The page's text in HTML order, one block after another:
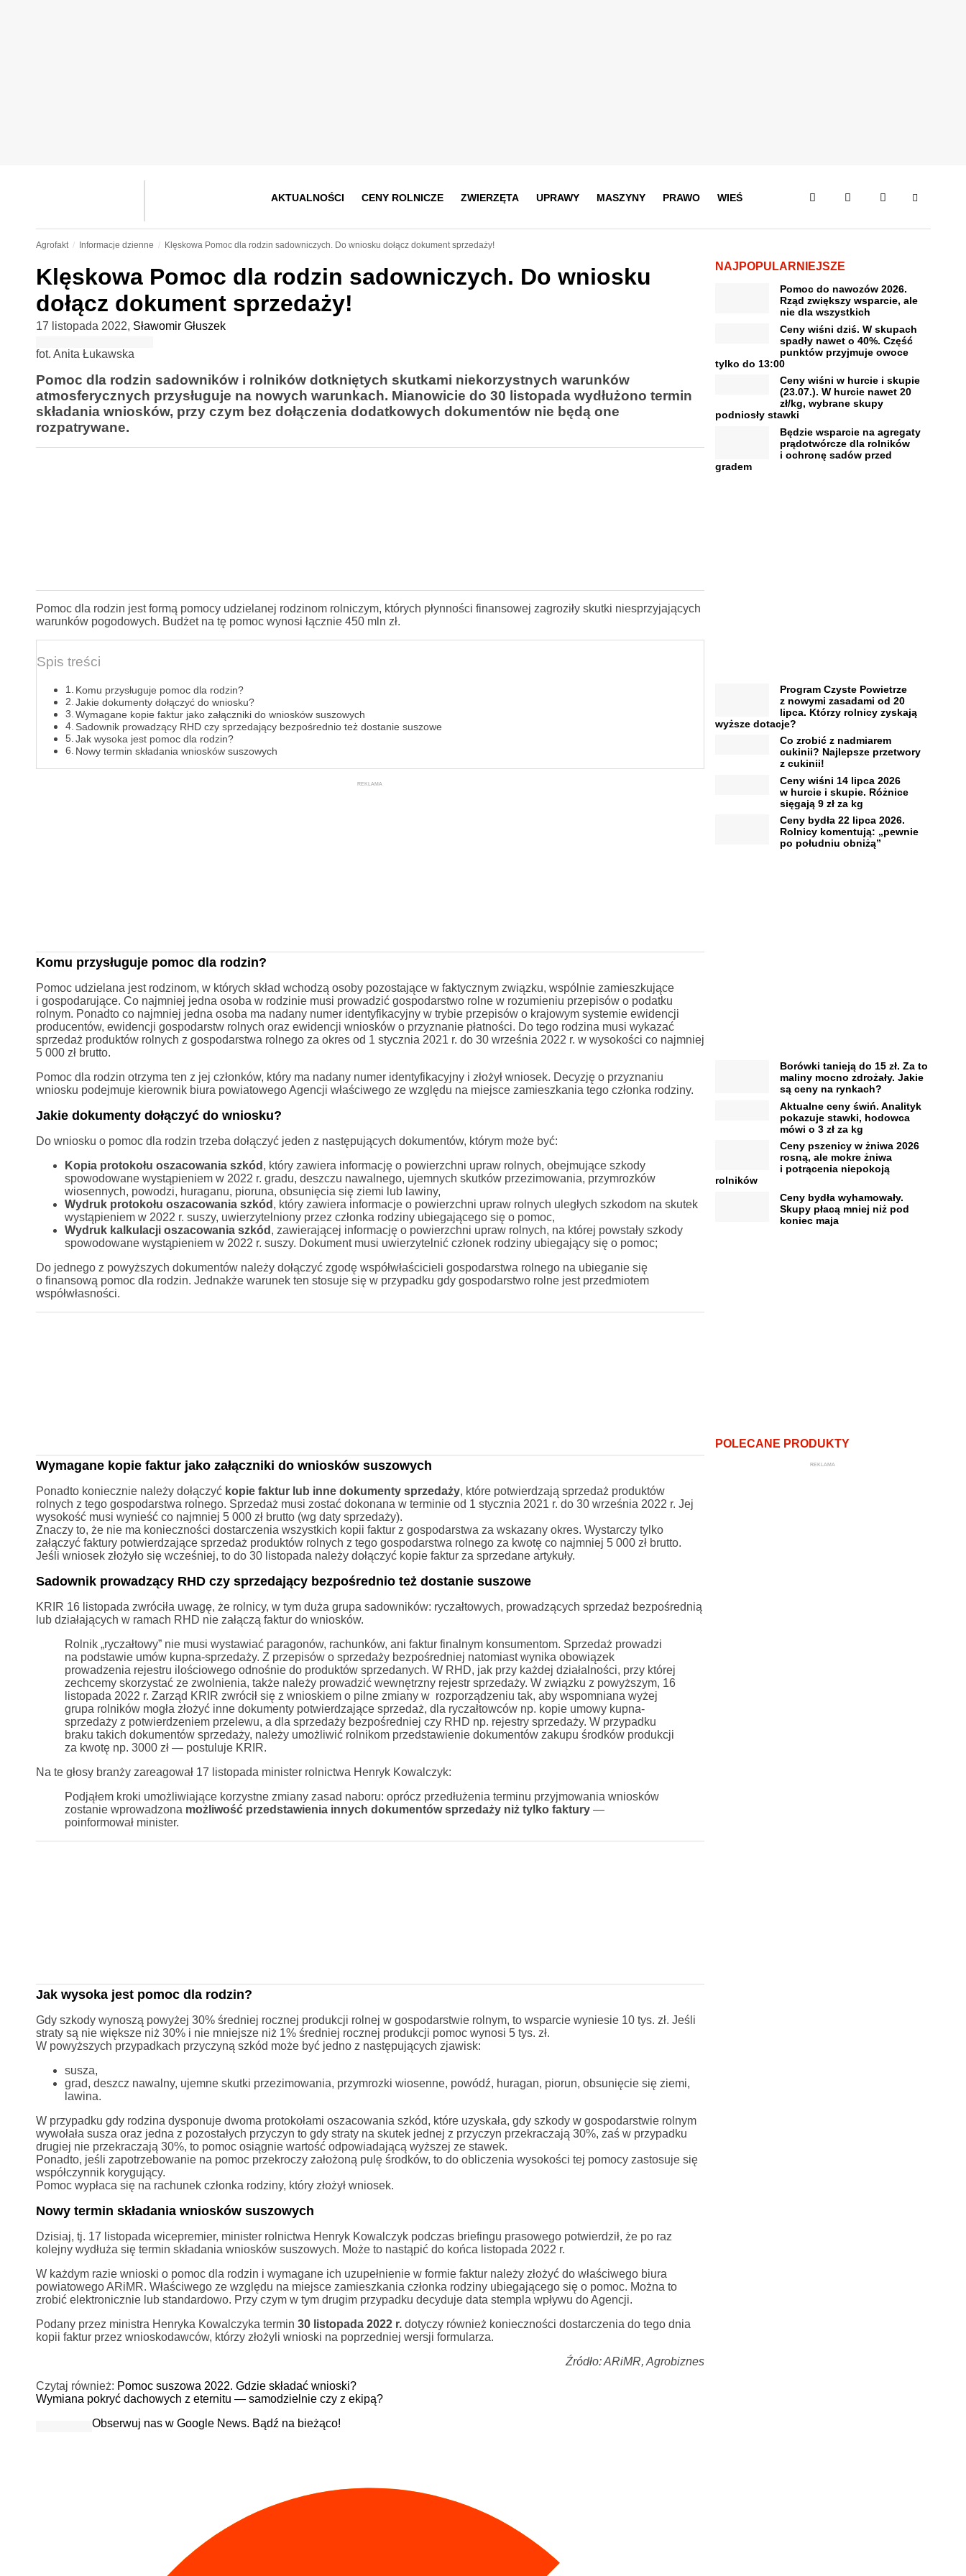
AKTUALNOŚCI CENY ROLNICZE ZWIERZĘTA UPRAWY MASZYNY PRAWO WIEŚ
Agrofakt Informacje dzienne Klęskowa Pomoc dla rodzin sadowniczych. Do wniosku dołącz dokument sprzedaży!
Klęskowa Pomoc dla rodzin sadowniczych. Do wniosku
dołącz dokument sprzedaży!
17 listopada 2022, Sławomir Głuszek
fot. Anita Łukawska
Pomoc dla rodzin sadowników i rolników dotkniętych skutkami niekorzystnych warunków
atmosferycznych przysługuje na nowych warunkach. Mianowicie do 30 listopada wydłużono termin
składania wniosków, przy czym bez dołączenia dodatkowych dokumentów nie będą one
rozpatrywane.
Pomoc dla rodzin jest formą pomocy udzielanej rodzinom rolniczym, których płynności finansowej zagroziły skutki niesprzyjających
warunków pogodowych. Budżet na tę pomoc wynosi łącznie 450 mln zł.
Spis treści
Komu przysługuje pomoc dla rodzin?
Jakie dokumenty dołączyć do wniosku?
Wymagane kopie faktur jako załączniki do wniosków suszowych
Sadownik prowadzący RHD czy sprzedający bezpośrednio też dostanie suszowe
Jak wysoka jest pomoc dla rodzin?
Nowy termin składania wniosków suszowych
REKLAMA
Komu przysługuje pomoc dla rodzin?
Pomoc udzielana jest rodzinom, w których skład wchodzą osoby pozostające w faktycznym związku, wspólnie zamieszkujące
i gospodarujące. Co najmniej jedna osoba w rodzinie musi prowadzić gospodarstwo rolne w rozumieniu przepisów o podatku
rolnym. Ponadto co najmniej jedna osoba ma nadany numer identyfikacyjny w trybie przepisów o krajowym systemie ewidencji
producentów, ewidencji gospodarstw rolnych oraz ewidencji wniosków o przyznanie płatności. Do tego rodzina musi wykazać
sprzedaż produktów rolnych z gospodarstwa rolnego za okres od 1 stycznia 2021 r. do 30 września 2022 r. w wysokości co najmniej
5 000 zł brutto.
Pomoc dla rodzin otrzyma ten z jej członków, który ma nadany numer identyfikacyjny i złożył wniosek. Decyzję o przyznaniu
wniosku podejmuje kierownik biura powiatowego Agencji właściwego ze względu na miejsce zamieszkania tego członka rodziny.
Jakie dokumenty dołączyć do wniosku?
Do wniosku o pomoc dla rodzin trzeba dołączyć jeden z następujących dokumentów, którym może być:
Kopia protokołu oszacowania szkód , który zawiera informację o powierzchni upraw rolnych, obejmujące szkody
spowodowane wystąpieniem w 2022 r. gradu, deszczu nawalnego, ujemnych skutków przezimowania, przymrozków
wiosennych, powodzi, huraganu, pioruna, obsunięcia się ziemi lub lawiny,
Wydruk protokołu oszacowania szkód , który zawiera informacje o powierzchni upraw rolnych uległych szkodom na skutek
wystąpieniem w 2022 r. suszy, uwierzytelniony przez członka rodziny ubiegającego się o pomoc,
Wydruk kalkulacji oszacowania szkód , zawierającej informację o powierzchni upraw rolnych, na której powstały szkody
spowodowane wystąpieniem w 2022 r. suszy. Dokument musi uwierzytelnić członek rodziny ubiegający się o pomoc;
Do jednego z powyższych dokumentów należy dołączyć zgodę współwłaścicieli gospodarstwa rolnego na ubieganie się
o finansową pomoc dla rodzin. Jednakże warunek ten stosuje się w przypadku gdy gospodarstwo rolne jest przedmiotem
współwłasności.
Wymagane kopie faktur jako załączniki do wniosków suszowych
Ponadto koniecznie należy dołączyć kopie faktur lub inne dokumenty sprzedaży, które potwierdzają sprzedaż produktów
rolnych z tego gospodarstwa rolnego. Sprzedaż musi zostać dokonana w terminie od 1 stycznia 2021 r. do 30 września 2022 r. Jej
wysokość musi wynieść co najmniej 5 000 zł brutto (wg daty sprzedaży).
Znaczy to, że nie ma konieczności dostarczenia wszystkich kopii faktur z gospodarstwa za wskazany okres. Wystarczy tylko
załączyć faktury potwierdzające sprzedaż produktów rolnych z tego gospodarstwa rolnego za kwotę co najmniej 5 000 zł brutto.
Jeśli wniosek złożyło się wcześniej, to do 30 listopada należy dołączyć kopie faktur za sprzedane artykuły.
Sadownik prowadzący RHD czy sprzedający bezpośrednio też dostanie suszowe
KRIR 16 listopada zwróciła uwagę, że rolnicy, w tym duża grupa sadowników: ryczałtowych, prowadzących sprzedaż bezpośrednią
lub działających w ramach RHD nie załączą faktur do wniosków.
Rolnik „ryczałtowy” nie musi wystawiać paragonów, rachunków, ani faktur finalnym konsumentom. Sprzedaż prowadzi
na podstawie umów kupna-sprzedaży. Z przepisów o sprzedaży bezpośredniej natomiast wynika obowiązek
prowadzenia rejestru ilościowego odnośnie do produktów sprzedanych. W RHD, jak przy każdej działalności, przy której
zechcemy skorzystać ze zwolnienia, także należy prowadzić wewnętrzny rejestr sprzedaży. W związku z powyższym, 16
listopada 2022 r. Zarząd KRIR zwrócił się z wnioskiem o pilne zmiany w rozporządzeniu tak, aby wspomniana wyżej
grupa rolników mogła złożyć inne dokumenty potwierdzające sprzedaż, dla ryczałtowców np. kopie umowy kupna-
sprzedaży z potwierdzeniem przelewu, a dla sprzedaży bezpośredniej czy RHD np. rejestry sprzedaży. W przypadku
braku takich dokumentów sprzedaży, należy umożliwić rolnikom przedstawienie dokumentów zakupu środków produkcji
za kwotę np. 3000 zł — postuluje KRIR.
Na te głosy branży zareagował 17 listopada minister rolnictwa Henryk Kowalczyk:
Podjąłem kroki umożliwiające korzystne zmiany zasad naboru: oprócz przedłużenia terminu przyjmowania wniosków
zostanie wprowadzona możliwość przedstawienia innych dokumentów sprzedaży niż tylko faktury—
poinformował minister.
Jak wysoka jest pomoc dla rodzin?
Gdy szkody wynoszą powyżej 30% średniej rocznej produkcji rolnej w gospodarstwie rolnym, to wsparcie wyniesie 10 tys. zł. Jeśli
straty są nie większe niż 30% i nie mniejsze niż 1% średniej rocznej produkcji pomoc wynosi 5 tys. zł.
W powyższych przypadkach przyczyną szkód może być jedno z następujących zjawisk:
susza,
grad, deszcz nawalny, ujemne skutki przezimowania, przymrozki wiosenne, powódź, huragan, piorun, obsunięcie się ziemi,
lawina.
W przypadku gdy rodzina dysponuje dwoma protokołami oszacowania szkód, które uzyskała, gdy szkody w gospodarstwie rolnym
wywołała susza oraz jedna z pozostałych przyczyn to gdy straty na skutek jednej z przyczyn przekraczają 30%, zaś w przypadku
drugiej nie przekraczają 30%, to pomoc osiągnie wartość odpowiadającą wyższej ze stawek.
Ponadto, jeśli zapotrzebowanie na pomoc przekroczy założoną pulę środków, to do obliczenia wysokości tej pomocy zastosuje się
współczynnik korygujący.
Pomoc wypłaca się na rachunek członka rodziny, który złożył wniosek.
Nowy termin składania wniosków suszowych
Dzisiaj, tj. 17 listopada wicepremier, minister rolnictwa Henryk Kowalczyk podczas briefingu prasowego potwierdził, że po raz
kolejny wydłuża się termin składania wniosków suszowych. Może to nastąpić do końca listopada 2022 r.
W każdym razie wnioski o pomoc dla rodzin i wymagane ich uzupełnienie w formie faktur należy złożyć do właściwego biura
powiatowego ARiMR. Właściwego ze względu na miejsce zamieszkania członka rodziny ubiegającego się o pomoc. Można to
zrobić elektronicznie lub standardowo. Przy czym w tym drugim przypadku decyduje data stempla wpływu do Agencji.
Podany przez ministra Henryka Kowalczyka termin 30 listopada 2022 r.dotyczy również konieczności dostarczenia do tego dnia
kopii faktur przez wnioskodawców, którzy złożyli wnioski na poprzedniej wersji formularza.
Źródło: ARiMR, Agrobiznes
Czytaj również: Pomoc suszowa 2022. Gdzie składać wnioski?
Wymiana pokryć dachowych z eternitu — samodzielnie czy z ekipą?
Obserwuj nas w Google News. Bądź na bieżąco!
NAJPOPULARNIEJSZE
Pomoc do nawozów 2026.
Rząd zwiększy wsparcie, ale
nie dla wszystkich
Ceny wiśni dziś. W skupach
spadły nawet o 40%. Część
punktów przyjmuje owoce
tylko do 13:00
Ceny wiśni w hurcie i skupie
(23.07.). W hurcie nawet 20
zł/kg, wybrane skupy
podniosły stawki
Będzie wsparcie na agregaty
prądotwórcze dla rolników
i ochronę sadów przed
gradem
Program Czyste Powietrze
z nowymi zasadami od 20
lipca. Którzy rolnicy zyskają
wyższe dotacje?
Co zrobić z nadmiarem
cukinii? Najlepsze przetwory
z cukinii!
Ceny wiśni 14 lipca 2026
w hurcie i skupie. Różnice
sięgają 9 zł za kg
Ceny bydła 22 lipca 2026.
Rolnicy komentują: „pewnie
po południu obniżą”
Borówki tanieją do 15 zł. Za to
maliny mocno zdrożały. Jakie
są ceny na rynkach?
Aktualne ceny świń. Analityk
pokazuje stawki, hodowca
mówi o 3 zł za kg
Ceny pszenicy w żniwa 2026
rosną, ale mokre żniwa
i potrącenia niepokoją
rolników
Ceny bydła wyhamowały.
Skupy płacą mniej niż pod
koniec maja
POLECANE PRODUKTY
REKLAMA